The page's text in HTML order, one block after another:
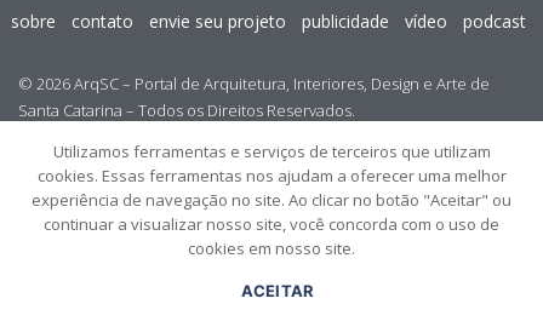
© 2026 ArqSC – Portal de Arquitetura, Interiores, Design e Arte de
Santa Catarina – Todos os Direitos Reservados.
sobre contato envie seu projeto publicidade vídeo podcast
Utilizamos ferramentas e serviços de terceiros que utilizam
cookies. Essas ferramentas nos ajudam a oferecer uma melhor
experiência de navegação no site. Ao clicar no botão "Aceitar" ou
continuar a visualizar nosso site, você concorda com o uso de
cookies em nosso site.
ACEITAR